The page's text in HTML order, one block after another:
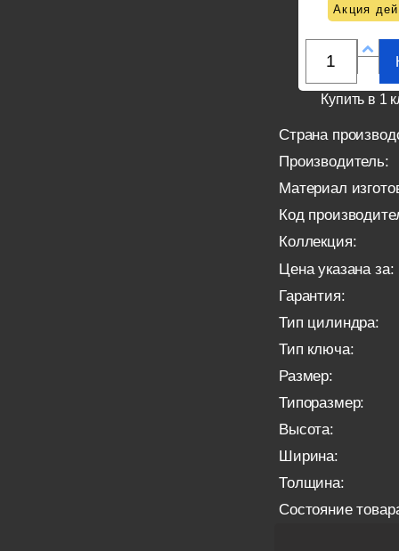
Акция
Купить в 1
Страна
Производитель:
Материал
Код
Коллекция:
Цена указана за:
Гарантия:
Тип цилиндра:
Тип ключа:
Размер:
Типоразмер:
Высота:
Ширина:
Толщина:
Состояние